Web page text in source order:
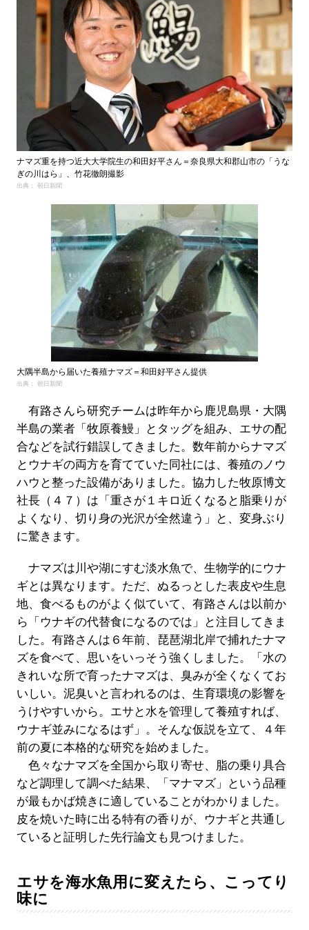
ナマズ重を持つ近大大学院生の和田好平さん＝奈良県大和郡山市の「うな
ぎの川はら」、竹花徹朗撮影
出典： 朝日新聞
大隅半島から届いた養殖ナマズ＝和田好平さん提供
出典： 朝日新聞
有路さんら研究チームは昨年から鹿児島県・大隅
半島の業者「牧原養鰻」とタッグを組み、エサの配
合などを試行錯誤してきました。数年前からナマズ
とウナギの両方を育てていた同社には、養殖のノウ
ハウと整った設備がありました。協力した牧原博文
社長（４７）は「重さが１キロ近くなると脂乗りが
よくなり、切り身の光沢が全然違う」と、変身ぶり
に驚きます。
ナマズは川や湖にすむ淡水魚で、生物学的にウナ
ギとは異なります。ただ、ぬるっとした表皮や生息
地、食べるものがよく似ていて、有路さんは以前か
ら「ウナギの代替食になるのでは」と注目してきま
した。有路さんは６年前、琵琶湖北岸で捕れたナマ
ズを食べて、思いをいっそう強くしました。「水の
きれいな所で育ったナマズは、臭みが全くなくてお
いしい。泥臭いと言われるのは、生育環境の影響を
うけやすいから。エサと水を管理して養殖すれば、
ウナギ並みになるはず」。そんな仮説を立て、４年
前の夏に本格的な研究を始めました。
色々なナマズを全国から取り寄せ、脂の乗り具合
など調理して調べた結果、「マナマズ」という品種
が最もかば焼きに適していることがわかりました。
皮を焼いた時に出る特有の香りが、ウナギと共通し
ていると証明した先行論文も見つけました。
エサを海水魚用に変えたら、こってり
味に